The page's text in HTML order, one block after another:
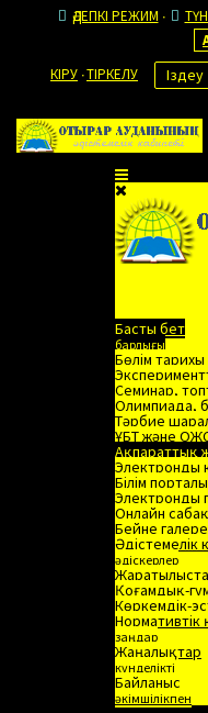
ӘДЕПКІ РЕЖИМ
КІРУ ТІРКЕЛУ
Басты бет
барлығы
Бөлім тарихы
Семинар,
Олимпиада,
Тәрбие
ҰБТ және
Ақпараттық
Электронды
Білім порталы
Электронды
Онлайн
Бейне
Әдістемелік
әдіскерлер
Қоғамдық-
Көркемдік-
Нормативтік
заңдар
Жаңалықтар
күнделікті
Байланыс
әкімшілікпен